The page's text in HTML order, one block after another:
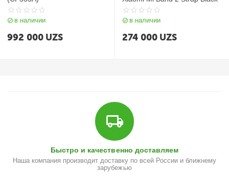
в наличии
992 000 UZS
в наличии
274 000 UZS
Быстро и качественно доставляем
Наша компания производит доставку по всей России и ближнему
зарубежью